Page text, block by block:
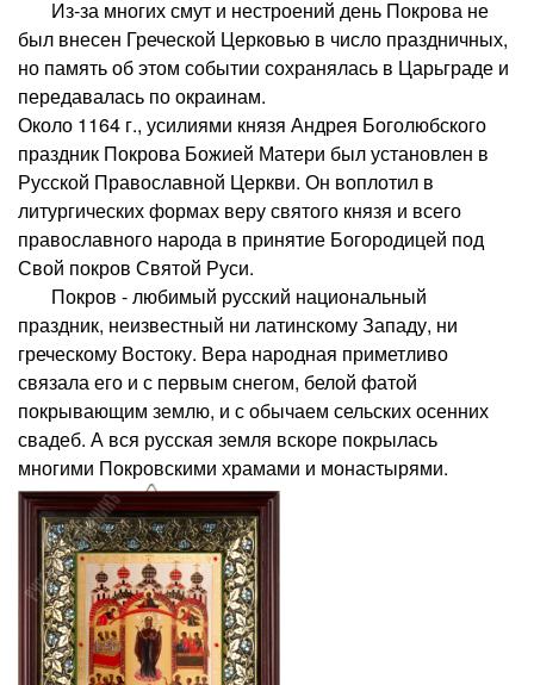
Из-за многих смут и нестроений день Покрова не
был внесен Греческой Церковью в число праздничных,
но память об этом событии сохранялась в Царьграде и
передавалась по окраинам.
Около 1164 г., усилиями князя Андрея Боголюбского
праздник Покрова Божией Матери был установлен в
Русской Православной Церкви. Он воплотил в
литургических формах веру святого князя и всего
православного народа в принятие Богородицей под
Свой покров Святой Руси.
Покров - любимый русский национальный
праздник, неизвестный ни латинскому Западу, ни
греческому Востоку. Вера народная приметливо
связала его и с первым снегом, белой фатой
покрывающим землю, и с обычаем сельских осенних
свадеб. А вся русская земля вскоре покрылась
многими Покровскими храмами и монастырями.